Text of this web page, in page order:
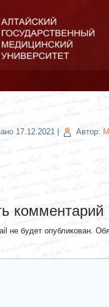
17.12.2021 Автор:
комментарий
не будет опубликован.